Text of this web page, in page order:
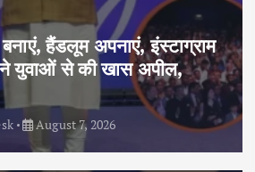
हैंडलूम अपनाएं, इंस्टाग्राम
ने युवाओं से की खास अपील,
August 7, 2026